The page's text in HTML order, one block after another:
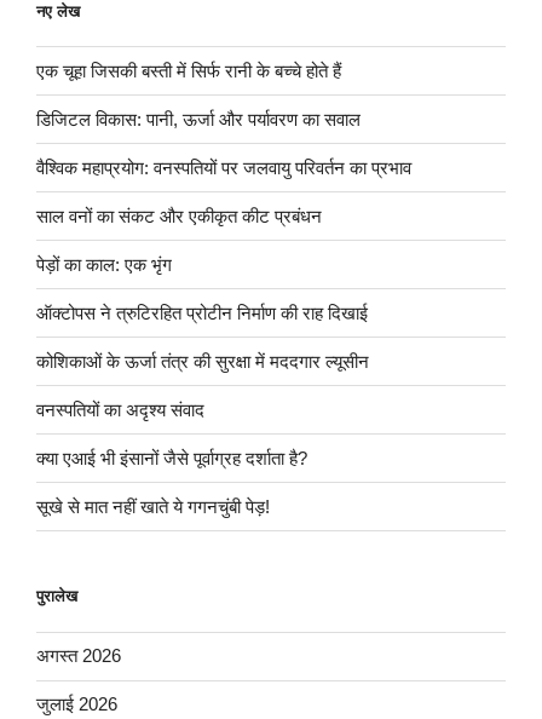
नए लेख
एक चूहा जिसकी बस्ती में सिर्फ रानी के बच्चे होते हैं
डिजिटल विकास: पानी, ऊर्जा और पर्यावरण का सवाल
वैश्विक महाप्रयोग: वनस्पतियों पर जलवायु परिवर्तन का प्रभाव
साल वनों का संकट और एकीकृत कीट प्रबंधन
पेड़ों का काल: एक भृंग
ऑक्टोपस ने त्रुटिरहित प्रोटीन निर्माण की राह दिखाई
कोशिकाओं के ऊर्जा तंत्र की सुरक्षा में मददगार ल्यूसीन
वनस्पतियों का अदृश्य संवाद
क्या एआई भी इंसानों जैसे पूर्वाग्रह दर्शाता है?
सूखे से मात नहीं खाते ये गगनचुंबी पेड़!
पुरालेख
अगस्त 2026
जुलाई 2026